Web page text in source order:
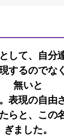
して、自分
するのでな
無いと
表現の自由
らと、この
ぎました。